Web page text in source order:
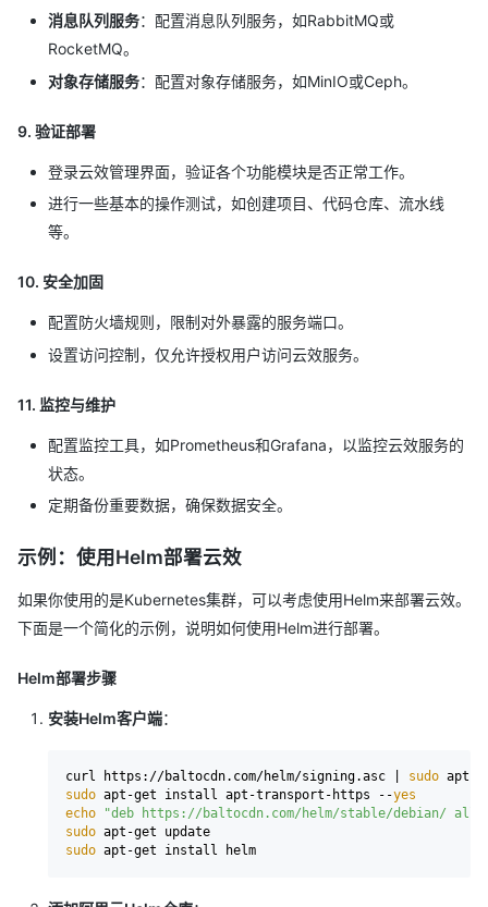
消息队列服务：配置消息队列服务，如RabbitMQ或
RocketMQ。
对象存储服务：配置对象存储服务，如MinIO或Ceph。
9. 验证部署
登录云效管理界面，验证各个功能模块是否正常工作。
进行一些基本的操作测试，如创建项目、代码仓库、流水线
等。
10. 安全加固
配置防火墙规则，限制对外暴露的服务端口。
设置访问控制，仅允许授权用户访问云效服务。
11. 监控与维护
配置监控工具，如Prometheus和Grafana，以监控云效服务的
状态。
定期备份重要数据，确保数据安全。
示例：使用Helm部署云效
如果你使用的是Kubernetes集群，可以考虑使用Helm来部署云效。
下面是一个简化的示例，说明如何使用Helm进行部署。
Helm部署步骤
安装Helm客户端：
curl https://baltocdn.com/helm/signing.asc | sudo
sudo apt-get install apt-transport-https --yes
echo
"deb https://baltocdn.com/helm/stable/debian/ all
sudo
sudo